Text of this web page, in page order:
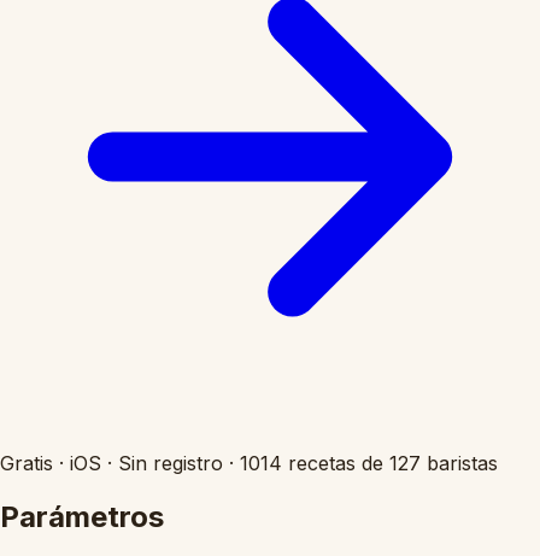
Gratis · iOS · Sin registro · 1014 recetas de 127 baristas
Parámetros